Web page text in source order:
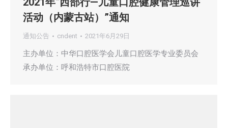
活动（内蒙古站）”通知
通知公告 cndent 2021年6月29日
主办单位：中华口腔医学会儿童口腔医学专业委员会
承办单位：呼和浩特市口腔医院